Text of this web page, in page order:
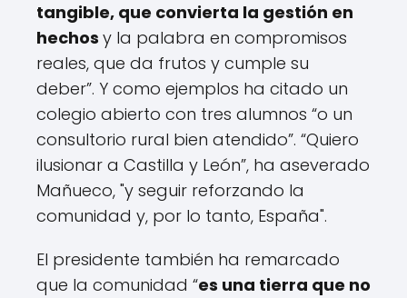
tangible, que convierta la gestión en
hechos y la palabra en compromisos
reales, que da frutos y cumple su
deber”. Y como ejemplos ha citado un
colegio abierto con tres alumnos “o un
consultorio rural bien atendido”. “Quiero
ilusionar a Castilla y León”, ha aseverado
Mañueco, "y seguir reforzando la
comunidad y, por lo tanto, España".
El presidente también ha remarcado
que la comunidad “es una tierra que no